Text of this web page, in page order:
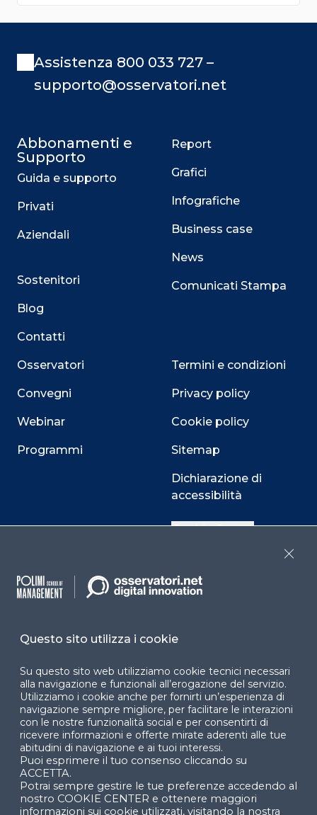
Assistenza 800 033 727 –
supporto@osservatori.net
Abbonamenti e
Supporto
Guida e supporto
Privati
Aziendali
Sostenitori
Blog
Contatti
Osservatori
Convegni
Webinar
Programmi
Report
Grafici
Infografiche
Business case
News
Comunicati Stampa
Termini e condizioni
Privacy policy
Cookie policy
Sitemap
Dichiarazione di
accessibilità
Cookie Center
Facebook LinkedIn
© 2024 Copyright © Politecnico di Milano Dipartimento
di Ingegneria Gestionale
Questo sito utilizza i cookie
Su questo sito web utilizziamo cookie tecnici necessari
alla navigazione e funzionali all’erogazione del servizio.
Utilizziamo i cookie anche per fornirti un’esperienza di
navigazione sempre migliore, per facilitare le interazioni
con le nostre funzionalità social e per consentirti di
ricevere informazioni e offerte mirate aderenti alle tue
abitudini di navigazione e ai tuoi interessi.
Puoi esprimere il tuo consenso cliccando su
ACCETTA.
Potrai sempre gestire le tue preferenze accedendo al
nostro COOKIE CENTER e ottenere maggiori
informazioni sui cookie utilizzati, visitando la nostra